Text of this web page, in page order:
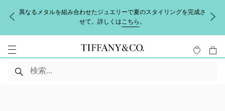
異なるメタルを組み合わせたジュエリーで夏のスタイリングを完成さ
せて。詳しくはこちら 。